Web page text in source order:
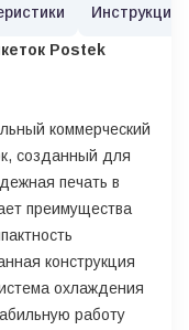
Инструкции
Postek
коммерческий
созданный для
печать в
преимущества
конструкция
охлаждения
работу